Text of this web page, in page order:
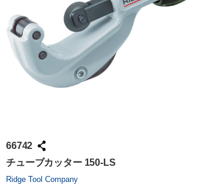
66742
チューブカッター 150-LS
Ridge Tool Company